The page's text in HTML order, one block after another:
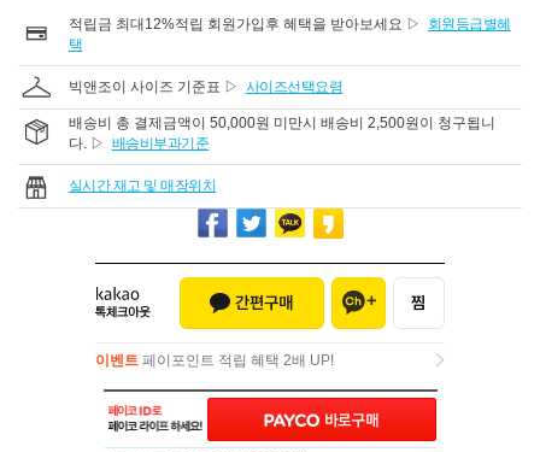
적립금 최대12%적립 회원가입후 혜택을 받아보세요 ▷
회원등급별혜
택
빅앤조이 사이즈 기준표 ▷ 사이즈선택요령
배송비 총 결제금액이 50,000원 미만시 배송비 2,500원이 청구됩니
다. ▷ 배송비부과기준
실시간 재고 및 매장위치
이벤트 페이포인트 적립 혜택 2배 UP!
이벤트페이포인트 적립 혜택 2배 UP!